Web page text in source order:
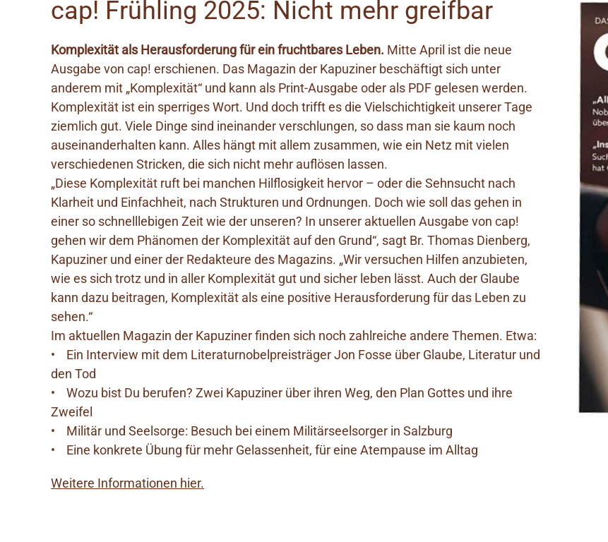
cap! Frühling 2025: Nicht mehr greifbar
Komplexität als Herausforderung für ein fruchtbares Leben. Mitte April ist die neue
Ausgabe von cap! erschienen. Das Magazin der Kapuziner beschäftigt sich unter
anderem mit „Komplexität“ und kann als Print-Ausgabe oder als PDF gelesen werden.
Komplexität ist ein sperriges Wort. Und doch trifft es die Vielschichtigkeit unserer Tage
ziemlich gut. Viele Dinge sind ineinander verschlungen, so dass man sie kaum noch
auseinanderhalten kann. Alles hängt mit allem zusammen, wie ein Netz mit vielen
verschiedenen Stricken, die sich nicht mehr auflösen lassen.
„Diese Komplexität ruft bei manchen Hilflosigkeit hervor – oder die Sehnsucht nach
Klarheit und Einfachheit, nach Strukturen und Ordnungen. Doch wie soll das gehen in
einer so schnelllebigen Zeit wie der unseren? In unserer aktuellen Ausgabe von cap!
gehen wir dem Phänomen der Komplexität auf den Grund“, sagt Br. Thomas Dienberg,
Kapuziner und einer der Redakteure des Magazins. „Wir versuchen Hilfen anzubieten,
wie es sich trotz und in aller Komplexität gut und sicher leben lässt. Auch der Glaube
kann dazu beitragen, Komplexität als eine positive Herausforderung für das Leben zu
sehen.“
Im aktuellen Magazin der Kapuziner finden sich noch zahlreiche andere Themen. Etwa:
• Ein Interview mit dem Literaturnobelpreisträger Jon Fosse über Glaube, Literatur und
den Tod
• Wozu bist Du berufen? Zwei Kapuziner über ihren Weg, den Plan Gottes und ihre
Zweifel
• Militär und Seelsorge: Besuch bei einem Militärseelsorger in Salzburg
• Eine konkrete Übung für mehr Gelassenheit, für eine Atempause im Alltag
Weitere Informationen hier.